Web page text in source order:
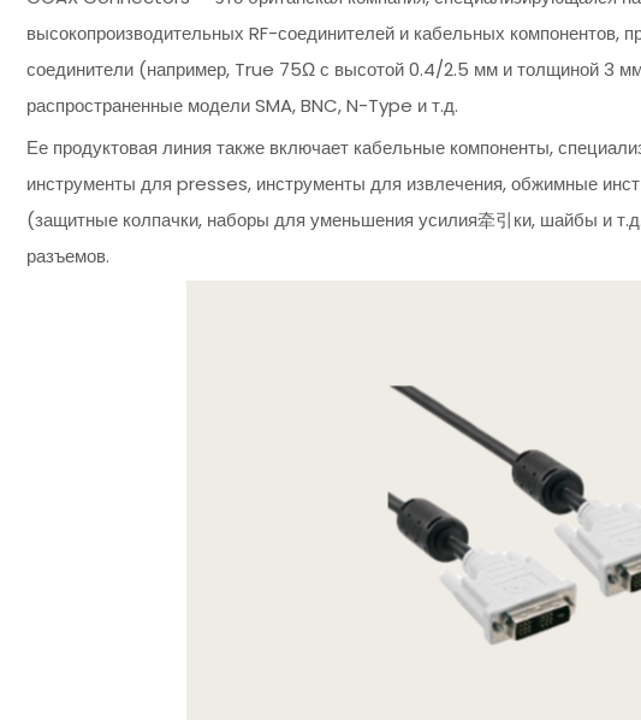
высокопроизводительных RF-соединителей и кабельных компонентов,
соединители (например, True 75Ω с высотой 0.4/2.5 мм и толщиной 3
распространенные модели SMA, BNC, N-Type и т.д.
Ее продуктовая линия также включает кабельные компоненты,
инструменты для presses, инструменты для извлечения, обжимные
(защитные колпачки, наборы для уменьшения усилия牵引ки, шайбы и
разъемов.